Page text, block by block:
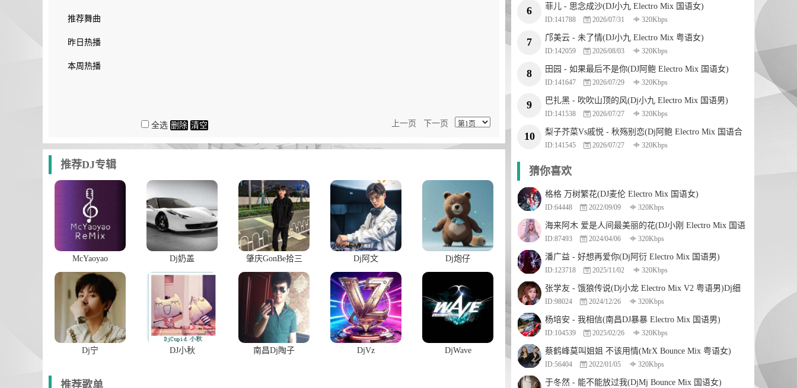
推荐舞曲
昨日热播
本周热播
全选 删除 清空 上一页 下一页
推荐DJ专辑
McYaoyao Dj奶盖 肇庆GonBe拾三 Dj阿文 Dj炮仔
Dj宁 DJ小秋 南昌Dj陶子 DjVz DjWave
推荐歌单
6 菲儿 - 思念成沙(DJ小九 Electro Mix 国语女)
ID:141788 2026/07/31 320Kbps
7 邝美云 - 未了情(DJ小九 Electro Mix 粤语女)
ID:142059 2026/08/03 320Kbps
8 田园 - 如果最后不是你(DJ阿鲍 Electro Mix 国语女)
ID:141647 2026/07/29 320Kbps
9 巴扎黑 - 吹吹山顶的风(Dj小九 Electro Mix 国语男)
ID:141538 2026/07/27 320Kbps
10
梨子芥菜Vs戚悦 - 秋殇别恋(Dj阿鲍 Electro Mix 国语合
唱)
ID:141545 2026/07/27 320Kbps
猜你喜欢
格格 万树繁花(DJ麦伦 Electro Mix 国语女)
ID:64448 2022/09/09 320Kbps
海来阿木 爱是人间最美丽的花(DJ小刚 Electro Mix 国语
男)
ID:87493 2024/04/06 320Kbps
潘广益 - 好想再爱你(Dj阿衍 Electro Mix 国语男)
ID:123718 2025/11/02 320Kbps
张学友 - 饿狼传说(Dj小龙 Electro Mix V2 粤语男)Dj细
林Edit
ID:98024 2024/12/26 320Kbps
杨培安 - 我相信(南昌DJ暴暴 Electro Mix 国语男)
ID:104539 2025/02/26 320Kbps
蔡鹤峰莫叫姐姐 不该用情(MrX Bounce Mix 粤语女)
ID:56404 2022/01/05 320Kbps
于冬然 - 能不能放过我(DjMj Bounce Mix 国语女)